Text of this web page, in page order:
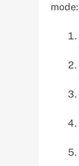
mode: